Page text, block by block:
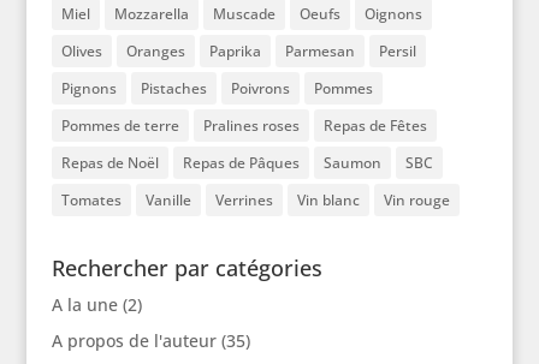
Miel Mozzarella Muscade Oeufs
Oignons
Olives
Oranges Paprika Parmesan
Persil
Pignons
Pistaches Poivrons
Pommes
Pommes de terre
Pralines roses
Repas de Fêtes
Repas de Noël
Repas de Pâques Saumon
SBC
Tomates
Vanille Verrines Vin blanc Vin rouge
Rechercher par catégories
A la une(2)
A propos de l'auteur(35)